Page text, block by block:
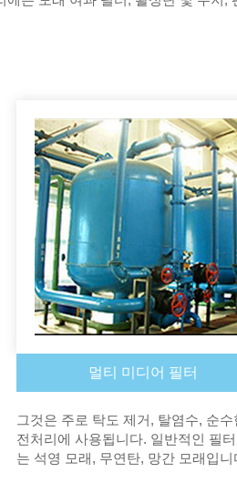
멀티 미디어 필터
그것은 주로 탁도 제거, 탈염수, 순수
전처리에 사용됩니다. 일반적인 필
는 석영 모래, 무연탄, 망간 모래입니